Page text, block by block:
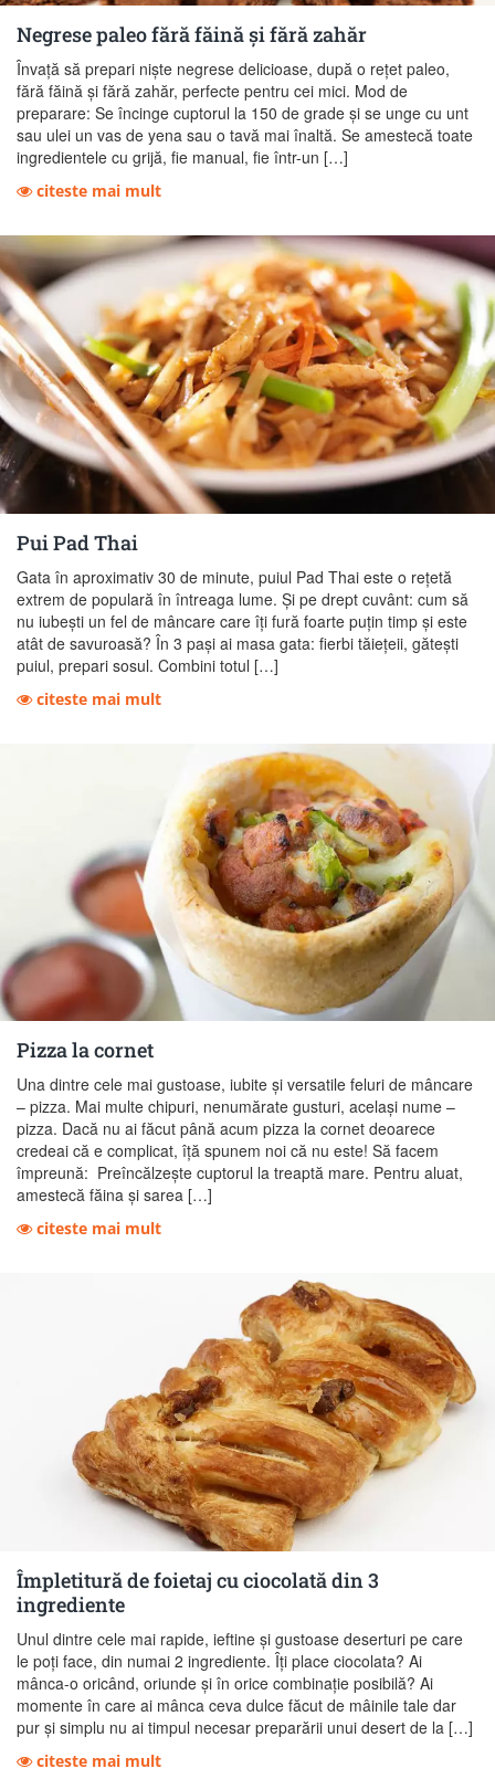
Negrese paleo fără făină şi fără zahăr
Învaţă să prepari nişte negrese delicioase, după o reţet paleo,
fără făină şi fără zahăr, perfecte pentru cei mici. Mod de
preparare: Se încinge cuptorul la 150 de grade şi se unge cu unt
sau ulei un vas de yena sau o tavă mai înaltă. Se amestecă toate
ingredientele cu grijă, fie manual, fie într-un […]
citeste mai mult
Pui Pad Thai
Gata în aproximativ 30 de minute, puiul Pad Thai este o rețetă
extrem de populară în întreaga lume. Și pe drept cuvânt: cum să
nu iubești un fel de mâncare care îți fură foarte puțin timp și este
atât de savuroasă? În 3 pași ai masa gata: fierbi tăiețeii, gătești
puiul, prepari sosul. Combini totul […]
citeste mai mult
Pizza la cornet
Una dintre cele mai gustoase, iubite și versatile feluri de mâncare
– pizza. Mai multe chipuri, nenumărate gusturi, același nume –
pizza. Dacă nu ai făcut până acum pizza la cornet deoarece
credeai că e complicat, îță spunem noi că nu este! Să facem
împreună: Preîncălzește cuptorul la treaptă mare. Pentru aluat,
amestecă făina și sarea […]
citeste mai mult
Împletitură de foietaj cu ciocolată din 3
ingrediente
Unul dintre cele mai rapide, ieftine și gustoase deserturi pe care
le poți face, din numai 2 ingrediente. Îți place ciocolata? Ai
mânca-o oricând, oriunde și în orice combinație posibilă? Ai
momente în care ai mânca ceva dulce făcut de mâinile tale dar
pur și simplu nu ai timpul necesar preparării unui desert de la […]
citeste mai mult